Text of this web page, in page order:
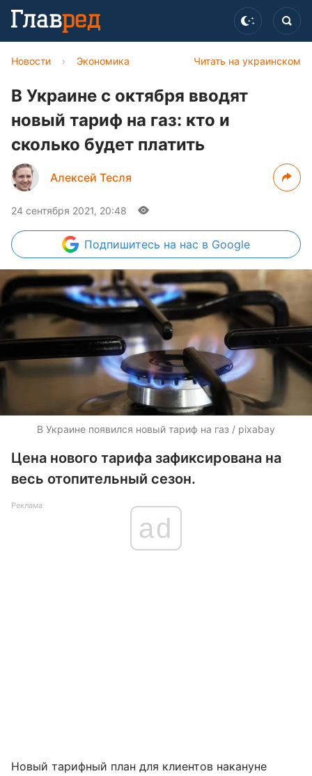
Читать на украинском
Новости › Экономика
В Украине с октября вводят
новый тариф на газ: кто и
сколько будет платить
Алексей Тесля
24 сентября 2021, 20:48
Подпишитесь на нас в Google
В Украине появился новый тариф на газ / pixabay
Цена нового тарифа зафиксирована на
весь отопительный сезон.
Реклама
ad
Новый тарифный план для клиентов накануне